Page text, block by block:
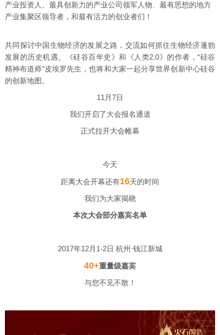
产业投资人、最具创新力的产业公司领军人物、最有思想的地方
产业集聚区领导者，和最有活力的创业者们！
共同探讨中国生物经济的发展之路，交流如何抓住生物经济蓬勃
发展的历史机遇。《硅谷百年史》和《人类2.0》的作者，“硅谷
精神布道师”皮埃罗先生，也将和大家一起分享世界创新中心硅谷
的创新地图。
11月7日
我们开启了大会报名通道
正式拉开大会帷幕
今天
距离大会开幕还有16天的时间
我们为大家揭晓
本次大会部分嘉宾名单
2017年12月1-2日 杭州·钱江新城
40+重量级嘉宾
与您不见不散！